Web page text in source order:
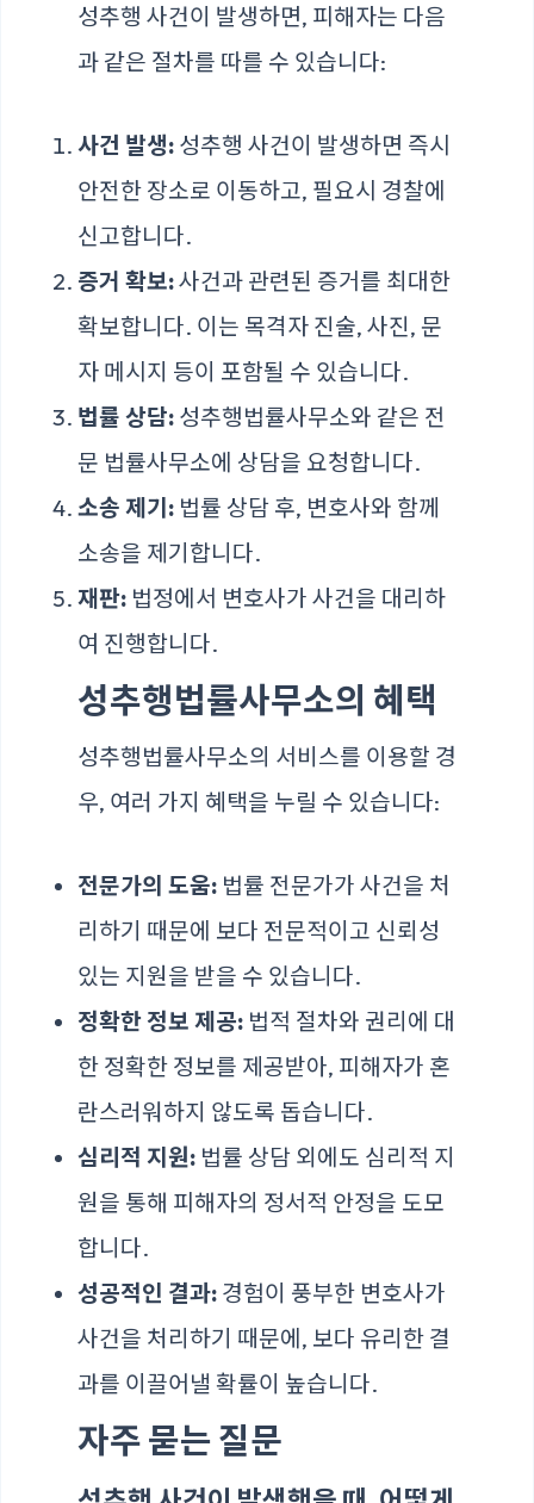
성추행 사건이 발생하면, 피해자는 다음
과 같은 절차를 따를 수 있습니다:
사건 발생: 성추행 사건이 발생하면 즉시
안전한 장소로 이동하고, 필요시 경찰에
신고합니다.
증거 확보:사건과 관련된 증거를 최대한
확보합니다. 이는 목격자 진술, 사진, 문
자 메시지 등이 포함될 수 있습니다.
법률 상담: 성추행법률사무소와 같은 전
문 법률사무소에 상담을 요청합니다.
소송 제기: 법률 상담 후, 변호사와 함께
소송을 제기합니다.
재판: 법정에서 변호사가 사건을 대리하
여 진행합니다.
성추행법률사무소의 혜택
성추행법률사무소의 서비스를 이용할 경
우, 여러 가지 혜택을 누릴 수 있습니다:
전문가의 도움: 법률 전문가가 사건을 처
리하기 때문에 보다 전문적이고 신뢰성
있는 지원을 받을 수 있습니다.
정확한 정보 제공: 법적 절차와 권리에 대
한 정확한 정보를 제공받아, 피해자가 혼
란스러워하지 않도록 돕습니다.
심리적 지원: 법률 상담 외에도 심리적 지
원을 통해 피해자의 정서적 안정을 도모
합니다.
성공적인 결과: 경험이 풍부한 변호사가
사건을 처리하기 때문에, 보다 유리한 결
과를 이끌어낼 확률이 높습니다.
자주 묻는 질문